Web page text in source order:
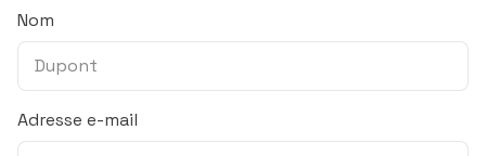
Nom
Adresse e-mail